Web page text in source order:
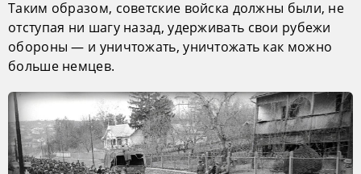
Таким образом, советские войска должны были, не
отступая ни шагу назад, удерживать свои рубежи
обороны — и уничтожать, уничтожать как можно
больше немцев.